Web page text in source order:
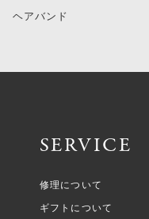
ヘアバンド
SERVICE
修理について
ギフトについて